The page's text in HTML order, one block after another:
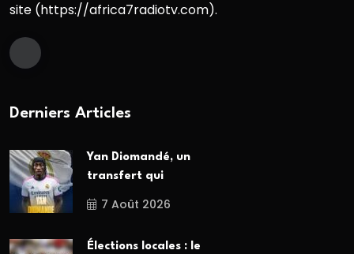
site (https://africa7radiotv.com).
Derniers Articles
Yan Diomandé, un
transfert qui
7 Août 2026
Élections locales : le